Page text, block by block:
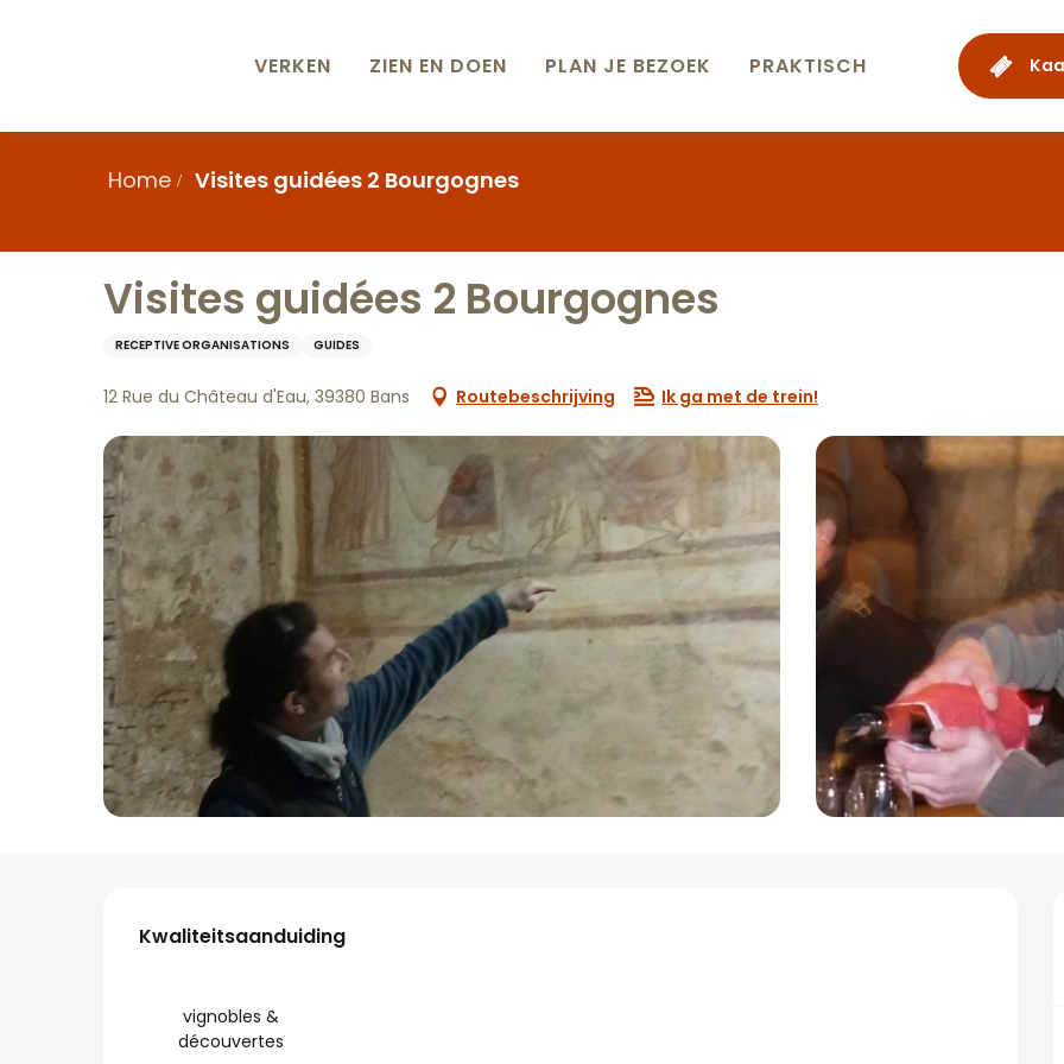
VERKEN ZIEN EN DOEN PLAN JE BEZOEK PRAKTISCH
Home Visites guidées 2 Bourgognes
Visites guidées 2 Bourgognes
RECEPTIVE ORGANISATIONS GUIDES
12 Rue du Château d'Eau, 39380 Bans Routebeschrijving Ik ga met de trein!
Dienstverlening
Kwaliteitsaanduiding
Kwaliteitsaanduiding
vignobles &
découvertes